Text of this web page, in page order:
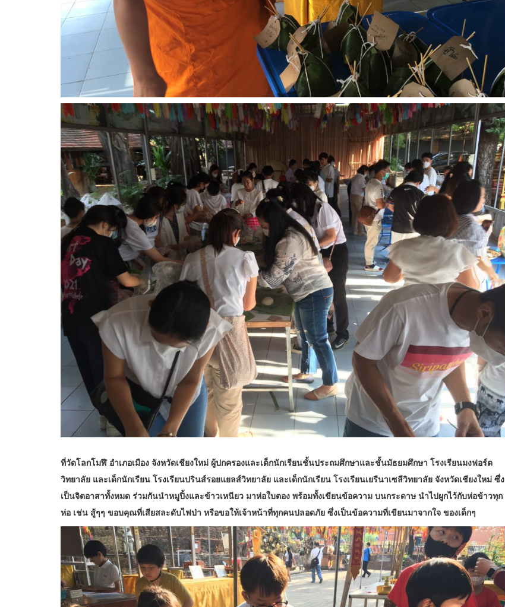
ที่วัดโลกโมฬี อำเภอเมือง จังหวัดเชียงใหม่ ผู้ปกครองและเด็กนักเรียนชั้นประถมศึกษาและชั้นมัธยมศึกษา โรงเรียนมงฟอร์ต
วิทยาลัย และเด็กนักเรียน โรงเรียนปรินส์รอยแยลส์วิทยาลัย และเด็กนักเรียน โรงเรียนเยรีนาเซลีวิทยาลัย จังหวัดเชียงใหม่ ซึ่ง
เป็นจิตอาสาทั้งหมด ร่วมกันนำหมูปิ้งและข้าวเหนียว มาห่อใบตอง พร้อมทั้งเขียนข้อความ บนกระดาษ นำไปผูกไว้กับห่อข้าวทุก
ห่อ เช่น สู้ๆๆ ขอบคุณที่เสียสละดับไฟป่า หรือขอให้เจ้าหน้าที่ทุกคนปลอดภัย ซึ่งเป็นข้อความที่เขียนมาจากใจ ของเด็กๆ